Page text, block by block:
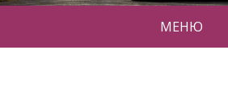
МЕНЮ